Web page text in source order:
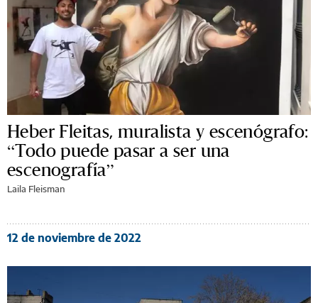
Heber Fleitas, muralista y escenógrafo:
“Todo puede pasar a ser una
escenografía”
Laila Fleisman
12 de noviembre de 2022